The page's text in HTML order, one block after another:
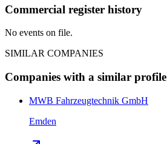
Commercial register history
No events on file.
SIMILAR COMPANIES
Companies with a similar profile
MWB Fahrzeugtechnik GmbH
Emden